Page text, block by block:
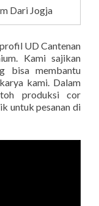
Dari Jogja
UD Cantenan
Kami sajikan
bisa membantu
kami. Dalam
produksi cor
untuk pesanan di